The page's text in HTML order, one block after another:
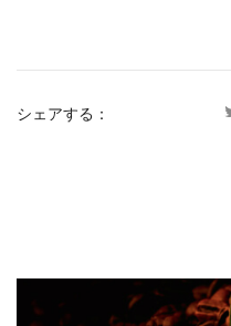
シェアする：